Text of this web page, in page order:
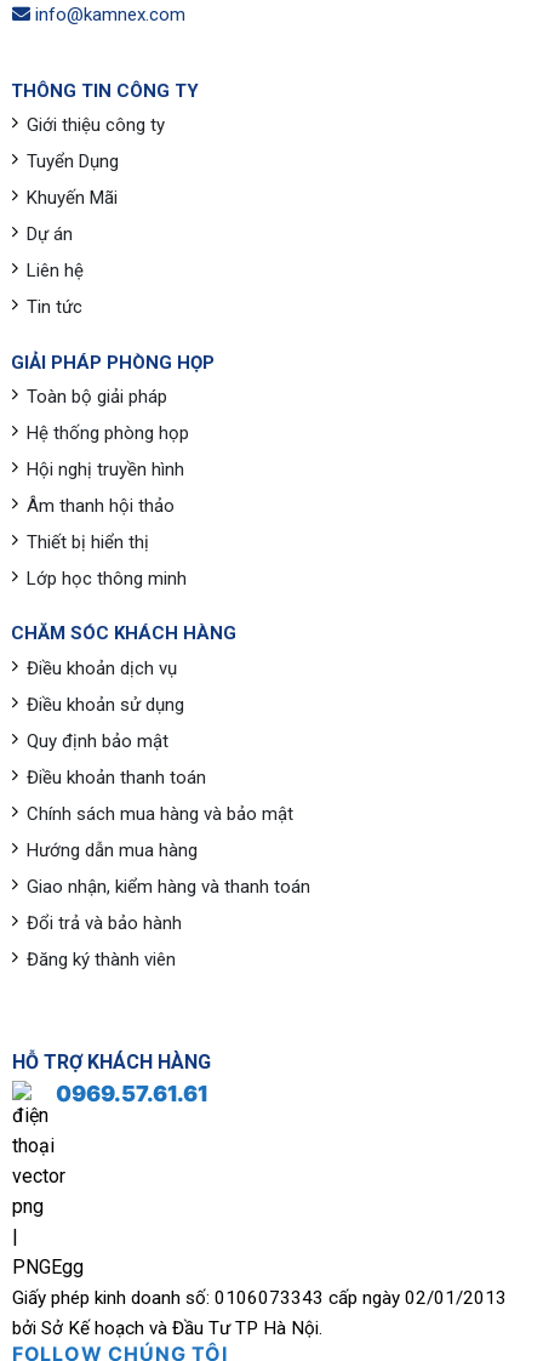
info@kamnex.com
THÔNG TIN CÔNG TY
Giới thiệu công ty
Tuyển Dụng
Khuyến Mãi
Dự án
Liên hệ
Tin tức
GIẢI PHÁP PHÒNG HỌP
Toàn bộ giải pháp
Hệ thống phòng họp
Hội nghị truyền hình
Âm thanh hội thảo
Thiết bị hiển thị
Lớp học thông minh
CHĂM SÓC KHÁCH HÀNG
Điều khoản dịch vụ
Điều khoản sử dụng
Quy định bảo mật
Điều khoản thanh toán
Chính sách mua hàng và bảo mật
Hướng dẫn mua hàng
Giao nhận, kiểm hàng và thanh toán
Đổi trả và bảo hành
Đăng ký thành viên
HỖ TRỢ KHÁCH HÀNG
0969.57.61.61
Giấy phép kinh doanh số: 0106073343 cấp ngày 02/01/2013
bởi Sở Kế hoạch và Đầu Tư TP Hà Nội.
FOLLOW CHÚNG TÔI